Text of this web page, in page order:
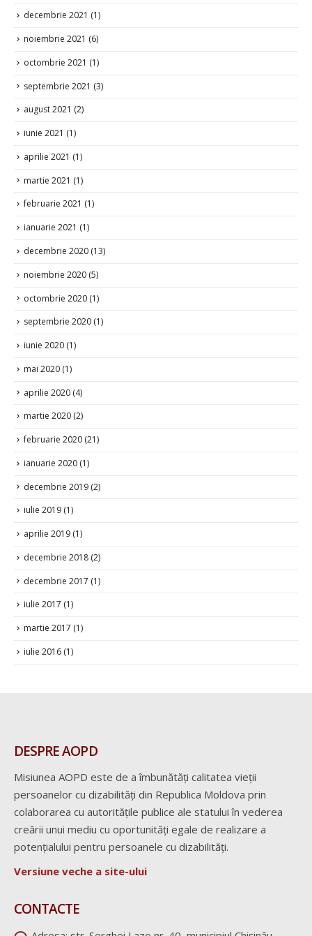
decembrie 2021 (1)
noiembrie 2021 (6)
octombrie 2021 (1)
septembrie 2021 (3)
august 2021 (2)
iunie 2021 (1)
aprilie 2021 (1)
martie 2021 (1)
februarie 2021 (1)
ianuarie 2021 (1)
decembrie 2020 (13)
noiembrie 2020 (5)
octombrie 2020 (1)
septembrie 2020 (1)
iunie 2020 (1)
mai 2020 (1)
aprilie 2020 (4)
martie 2020 (2)
februarie 2020 (21)
ianuarie 2020 (1)
decembrie 2019 (2)
iulie 2019 (1)
aprilie 2019 (1)
decembrie 2018 (2)
decembrie 2017 (1)
iulie 2017 (1)
martie 2017 (1)
iulie 2016 (1)
DESPRE AOPD
Misiunea AOPD este de a îmbunătăți calitatea vieții
persoanelor cu dizabilități din Republica Moldova prin
colaborarea cu autoritățile publice ale statului în vederea
creării unui mediu cu oportunități egale de realizare a
potențialului pentru persoanele cu dizabilități.
Versiune veche a site-ului
CONTACTE